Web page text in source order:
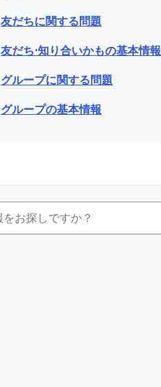
友だちに関する問題
友だち⋅知り合いかもの基本情報
グループに関する問題
グループの基本情報